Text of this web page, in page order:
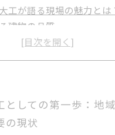
工が語る現場の魅力とは
建物の品質
築現場での日々：具体的
夫
キルアップするために押
長の秘訣
としての第一歩：地
の現状